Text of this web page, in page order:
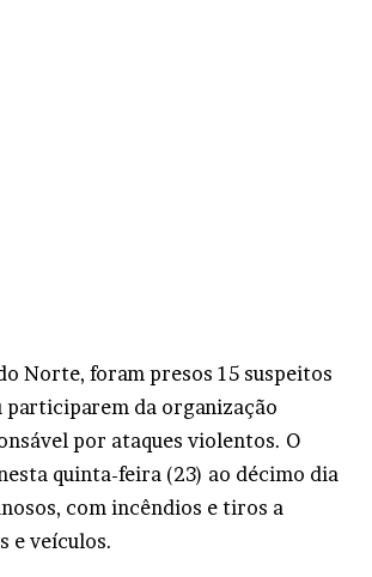
Norte, foram presos 15 suspeitos
participarem da organização
por ataques violentos. O
quinta-feira (23) ao décimo dia
com incêndios e tiros a
e veículos.